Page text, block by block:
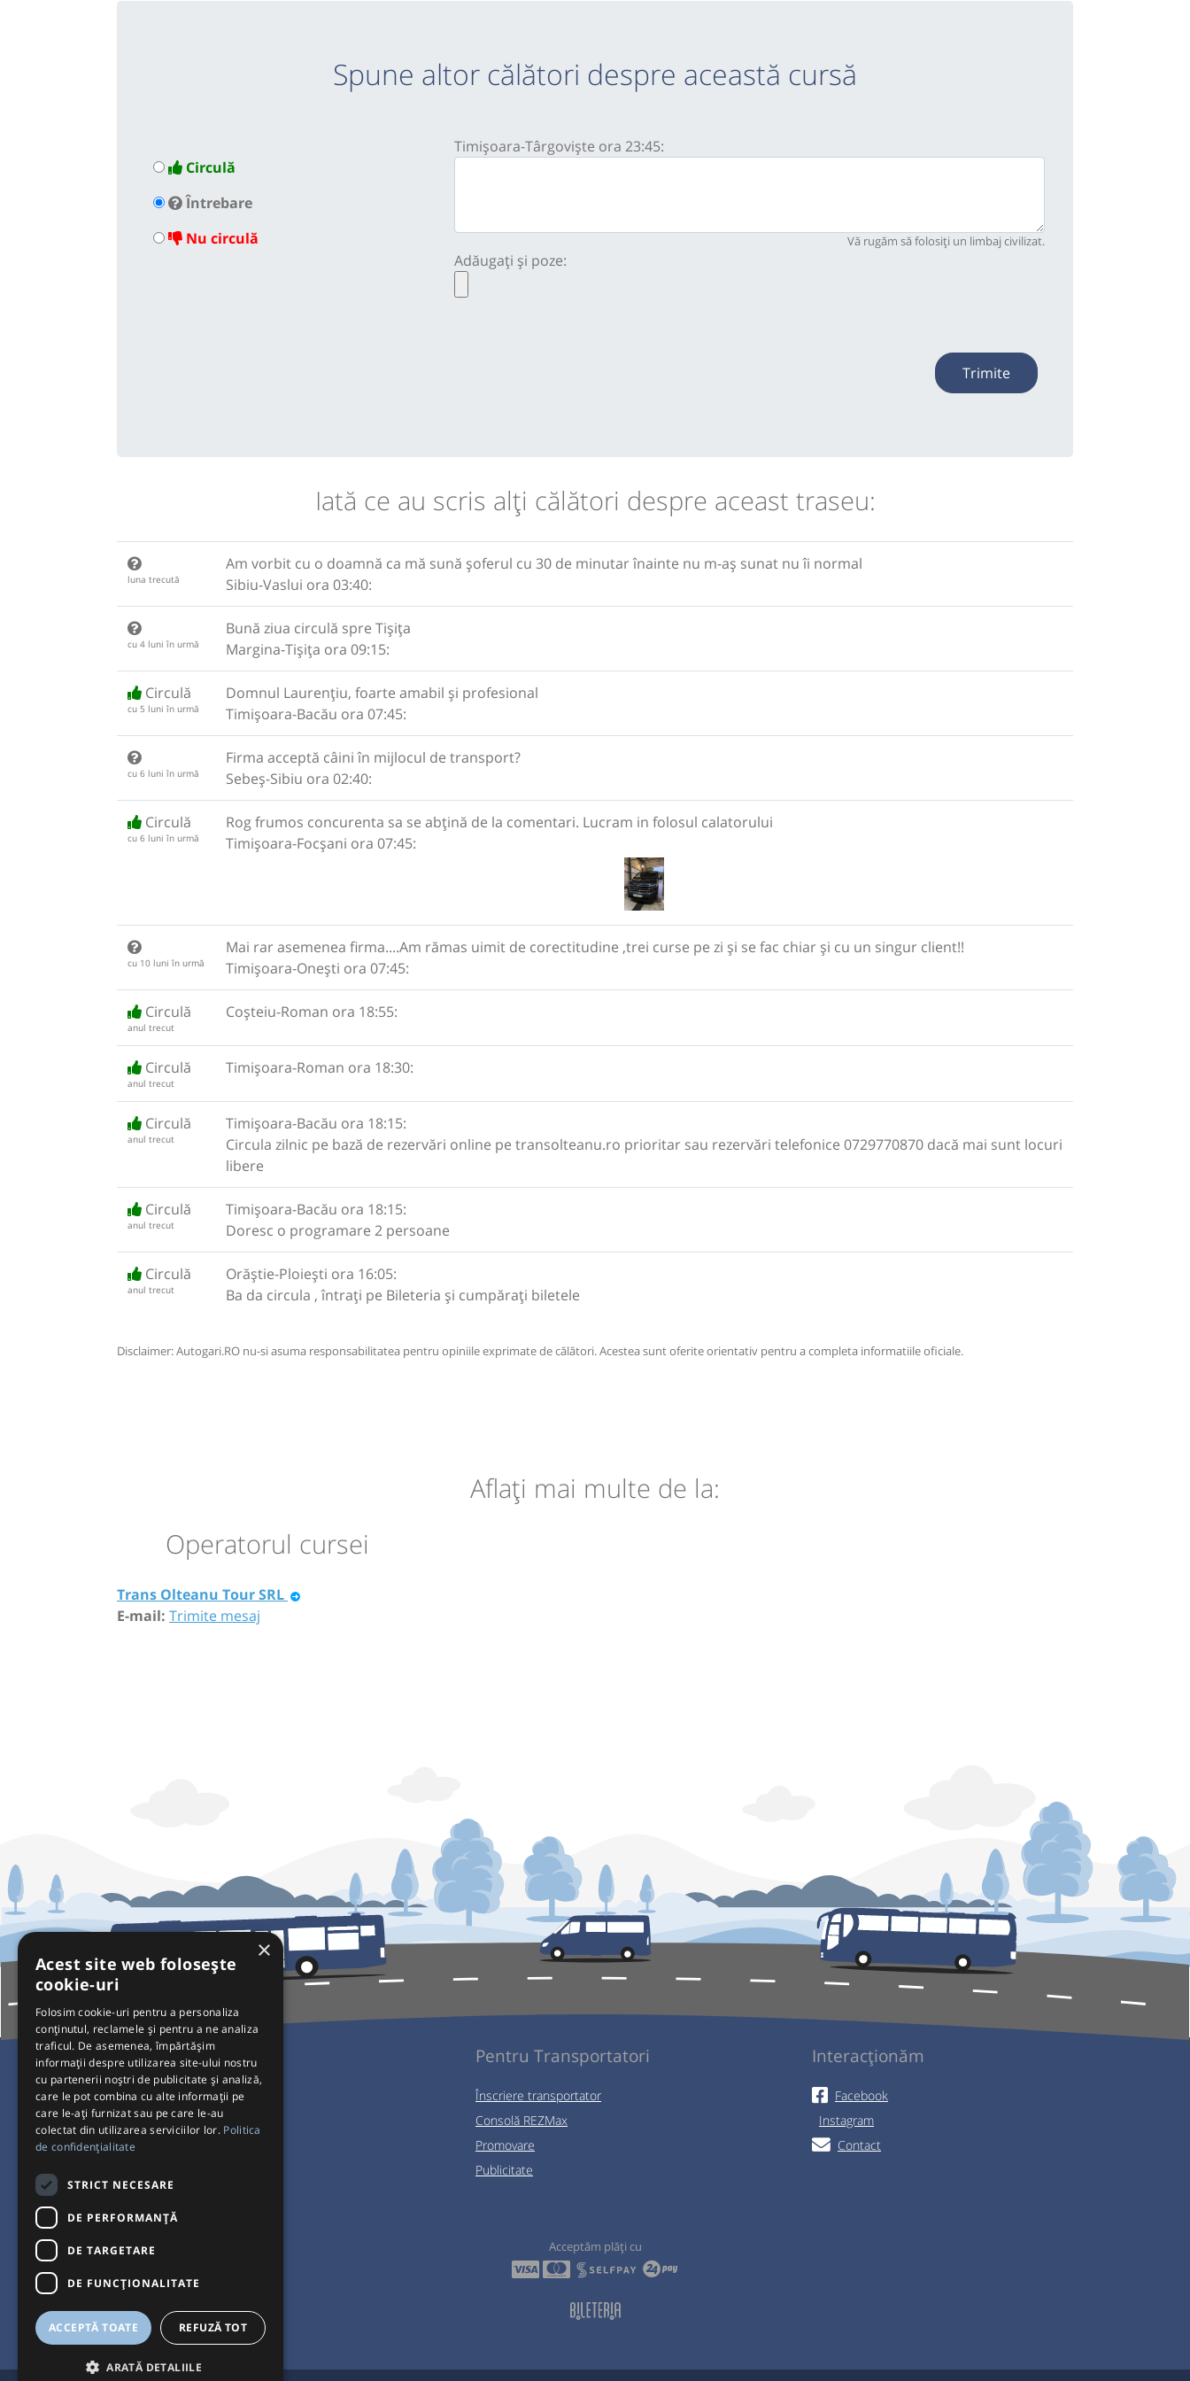
Spune altor călători despre această cursă
Circulă
Întrebare
Nu circulă
Timișoara-Târgoviște ora 23:45:
Vă rugăm să folosiți un limbaj civilizat.
Adăugați și poze:
Trimite
Iată ce au scris alţi călători despre aceast traseu:
luna trecută
Am vorbit cu o doamnă ca mă sună șoferul cu 30 de minutar înainte nu m-aș sunat nu îi normal
Sibiu-Vaslui ora 03:40:
cu 4 luni în urmă
Bună ziua circulă spre Tișița
Margina-Tișița ora 09:15:
Circulă
cu 5 luni în urmă
Domnul Laurențiu, foarte amabil și profesional
Timișoara-Bacău ora 07:45:
cu 6 luni în urmă
Firma acceptă câini în mijlocul de transport?
Sebeș-Sibiu ora 02:40:
Circulă
cu 6 luni în urmă
Rog frumos concurenta sa se abțină de la comentari. Lucram in folosul calatorului
Timișoara-Focșani ora 07:45:
cu 10 luni în urmă
Mai rar asemenea firma....Am rămas uimit de corectitudine ,trei curse pe zi și se fac chiar și cu un singur client!!
Timișoara-Onești ora 07:45:
Circulă
anul trecut
Coșteiu-Roman ora 18:55:
Circulă
anul trecut
Timișoara-Roman ora 18:30:
Circulă
anul trecut
Timișoara-Bacău ora 18:15:
Circula zilnic pe bază de rezervări online pe transolteanu.ro prioritar sau rezervări telefonice 0729770870 dacă mai sunt locuri
libere
Circulă
anul trecut
Timișoara-Bacău ora 18:15:
Doresc o programare 2 persoane
Circulă
anul trecut
Orăștie-Ploiești ora 16:05:
Ba da circula , întrați pe Bileteria și cumpărați biletele
Disclaimer: Autogari.RO nu-si asuma responsabilitatea pentru opiniile exprimate de călători. Acestea sunt oferite orientativ pentru a completa informatiile oficiale.
Aflaţi mai multe de la:
Operatorul cursei
Trans Olteanu Tour SRL
E-mail: Trimite mesaj
Pentru Călători
Curse autobuz
Plecări/Sosiri
Setări de cookie-uri
Pentru Transportatori
Înscriere transportator
Consolă REZMax
Promovare
Publicitate
Interacționăm
Facebook
Instagram
Contact
Acceptăm plăți cu
×
Acest site web folosește
cookie-uri
Folosim cookie-uri pentru a personaliza
conținutul, reclamele și pentru a ne analiza
traficul. De asemenea, împărtășim
informații despre utilizarea site-ului nostru
cu partenerii noștri de publicitate și analiză,
care le pot combina cu alte informații pe
care le-ați furnizat sau pe care le-au
colectat din utilizarea serviciilor lor. Politica
de confidențialitate
STRICT NECESARE
DE PERFORMANȚĂ
DE TARGETARE
DE FUNCŢIONALITATE
ACCEPTĂ TOATE REFUZĂ TOT
ARATĂ DETALIILE